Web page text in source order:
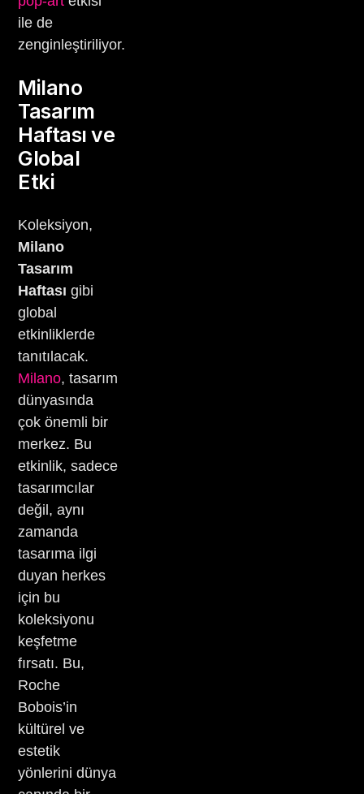
ile de
zenginleştiriliyor.
Milano
Tasarım
Haftası ve
Global
Etki
Koleksiyon,
Milano
Tasarım
Haftası gibi
global
etkinliklerde
tanıtılacak.
Milano, tasarım
dünyasında
çok önemli bir
merkez. Bu
etkinlik, sadece
tasarımcılar
değil, aynı
zamanda
tasarıma ilgi
duyan herkes
için bu
koleksiyonu
keşfetme
fırsatı. Bu,
Roche
Bobois’in
kültürel ve
estetik
yönlerini dünya